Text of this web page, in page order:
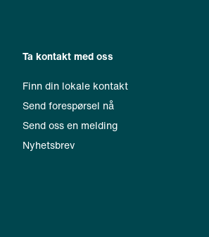
Ta kontakt med oss
Finn din lokale kontakt
Send forespørsel nå
Send oss en melding
Nyhetsbrev